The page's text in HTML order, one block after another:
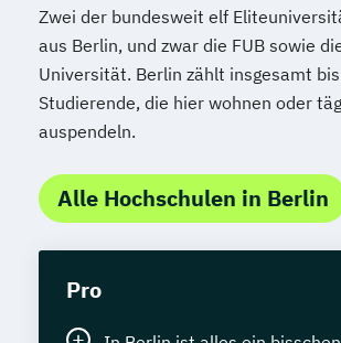
Zwei der bundesweit elf
aus Berlin, und zwar die FUB sowie
Universität. Berlin zählt insgesamt
Studierende, die hier wohnen oder
auspendeln.
Alle Hochschulen in Berlin
Pro